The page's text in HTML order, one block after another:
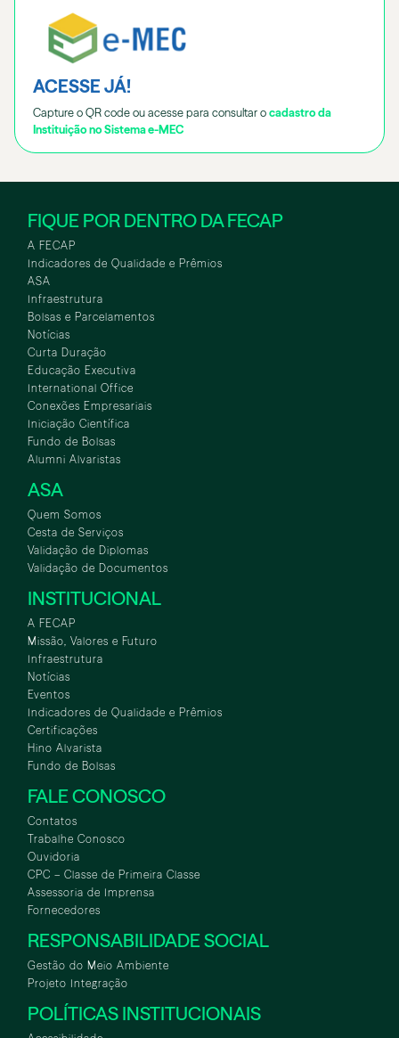
ACESSE JÁ!
Capture o QR code ou acesse para consultar o cadastro da
Instituição no Sistema e-MEC
FIQUE POR DENTRO DA FECAP
A FECAP
Indicadores de Qualidade e Prêmios
ASA
Infraestrutura
Bolsas e Parcelamentos
Notícias
Curta Duração
Educação Executiva
International Office
Conexões Empresariais
Iniciação Científica
Fundo de Bolsas
Alumni Alvaristas
ASA
Quem Somos
Cesta de Serviços
Validação de Diplomas
Validação de Documentos
INSTITUCIONAL
A FECAP
Missão, Valores e Futuro
Infraestrutura
Notícias
Eventos
Indicadores de Qualidade e Prêmios
Certificações
Hino Alvarista
Fundo de Bolsas
FALE CONOSCO
Contatos
Trabalhe Conosco
Ouvidoria
CPC – Classe de Primeira Classe
Assessoria de Imprensa
Fornecedores
RESPONSABILIDADE SOCIAL
Gestão do Meio Ambiente
Projeto Integração
POLÍTICAS INSTITUCIONAIS